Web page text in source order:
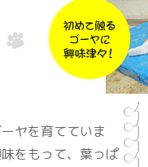
ヤを育てていま
をもって、葉っぱ